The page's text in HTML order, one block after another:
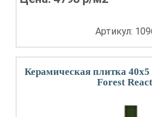
Артикул:
Керамическая плитка
Forest